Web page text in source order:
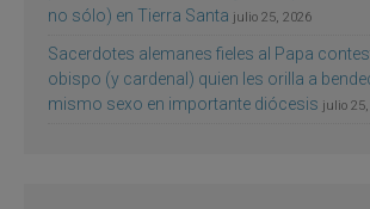
no sólo) en Tierra Santa julio 25, 2026
Sacerdotes alemanes fieles al Papa
obispo (y cardenal) quien les orilla a
mismo sexo en importante diócesis julio